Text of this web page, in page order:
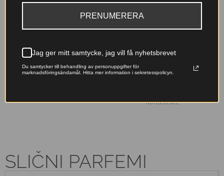
En djupare, mer intensiv doft
med lång hållbarhet – skapad
med IFRA-certifiering och
tillverkning inom EU för din
Franska essenser
Originalfranska doftoljor –
Miljövänligt val
Våra påfyllningsbara flaskor
fantastiskt.
SLIČNI PARFEMI
PRENUMERERA
Jag ger mitt samtycke, jag vill få nyhetsbrevet
Du samtycker till behandling av personuppgifter för
marknadsföringsändamål. Hitta mer information i sekretesspolicyn.